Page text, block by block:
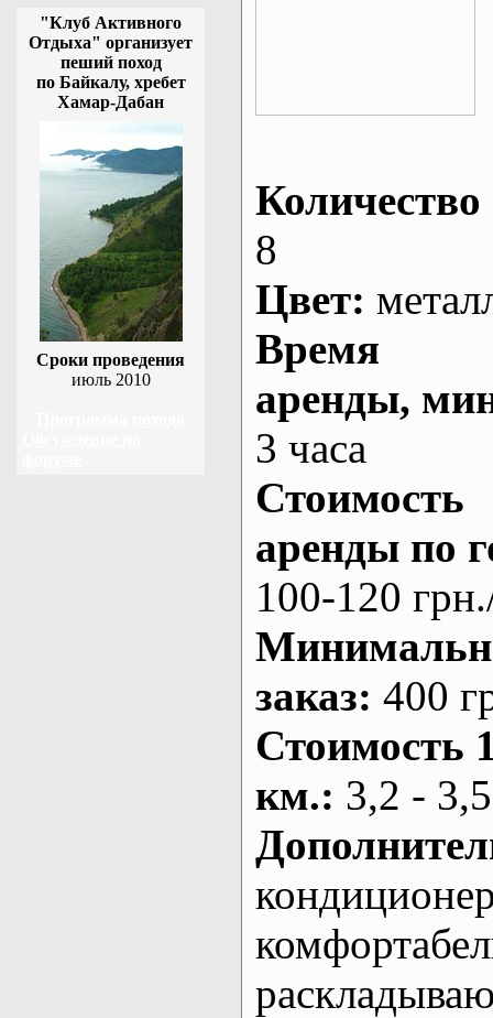
"Клуб Активного
Отдыха" организует
пеший поход
по Байкалу, хребет
Хамар-Дабан
Сроки проведения
июль 2010
Количество
8
Цвет:
Время
аренды,
3 часа
Стоимость
аренды по
100-120
заказ: 400
Стоимость
км.: 3,2 -